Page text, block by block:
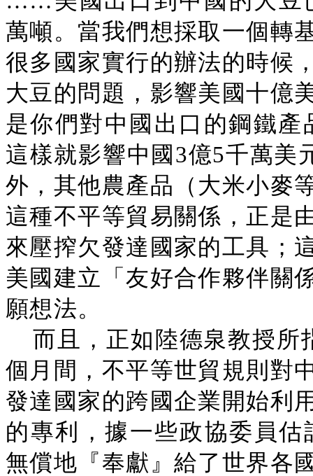
萬噸。當我們想採取一個轉
很多國家實行的辦法的時候
大豆的問題，影響美國十億
是你們對中國出口的鋼鐵產
這樣就影響中國3億5千萬美
外，其他農產品（大米小麥
這種不平等貿易關係，正是
來壓搾欠發達國家的工具；
美國建立「友好合作夥伴關
願想法。
而且，正如陸德泉教授所
個月間，不平等世貿規則對
發達國家的跨國企業開始利
的專利，據一些政協委員
無償地『奉獻』給了世界各